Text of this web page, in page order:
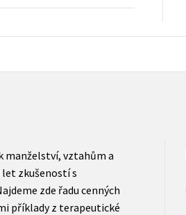
manželství, vztahům a
let zkušeností s
zde řadu cenných
příklady z te­rapeutické